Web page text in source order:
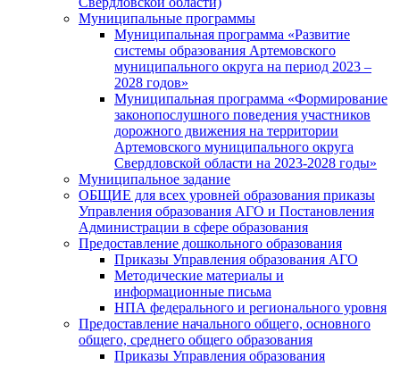
Муниципальные программы
Муниципальная программа «Развитие
системы образования Артемовского
муниципального округа на период 2023 –
2028 годов»
Муниципальная программа «Формирование
законопослушного поведения участников
дорожного движения на территории
Артемовского муниципального округа
Свердловской области на 2023-2028 годы»
Муниципальное задание
ОБЩИЕ для всех уровней образования приказы
Управления образования АГО и Постановления
Администрации в сфере образования
Предоставление дошкольного образования
Приказы Управления образования АГО
Методические материалы и
информационные письма
НПА федерального и регионального уровня
Предоставление начального общего, основного
общего, среднего общего образования
Приказы Управления образования